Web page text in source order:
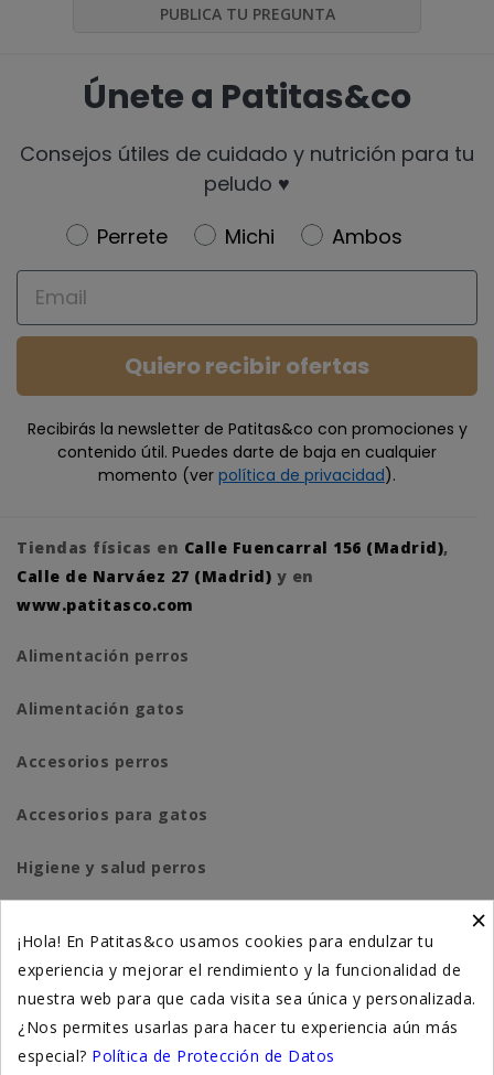
PUBLICA TU PREGUNTA
Únete a Patitas&co
Consejos útiles de cuidado y nutrición para tu
peludo ♥️
Newsletter
Perrete Michi
Ambos
Email
Quiero recibir ofertas
Recibirás la newsletter de Patitas&co con promociones y
contenido útil. Puedes darte de baja en cualquier
momento (ver política de privacidad).
Tiendas físicas en Calle Fuencarral 156 (Madrid),
Calle de Narváez 27 (Madrid) y en
www.patitasco.com
Alimentación perros
Alimentación gatos
Accesorios perros
Accesorios para gatos
Higiene y salud perros
Suplementación natural
Otros
×
¡Hola! En Patitas&co usamos cookies para endulzar tu
experiencia y mejorar el rendimiento y la funcionalidad de
nuestra web para que cada visita sea única y personalizada.
¿Nos permites usarlas para hacer tu experiencia aún más
especial? Política de Protección de Datos